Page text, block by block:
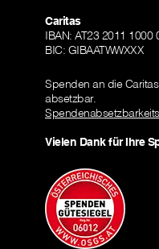
Caritas
IBAN: AT23 2011 1000
BIC: GIBAATWWXXX
Spenden an die
absetzbar.
Vielen Dank für Ihre